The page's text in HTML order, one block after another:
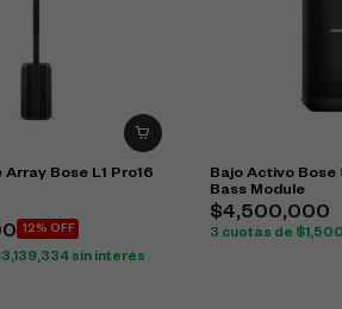
Bose L1 Pro16
12% OFF
3,139,334 sin interés
Bajo Activo Bose
Bass Module
$4,500,000
3 cuotas de $